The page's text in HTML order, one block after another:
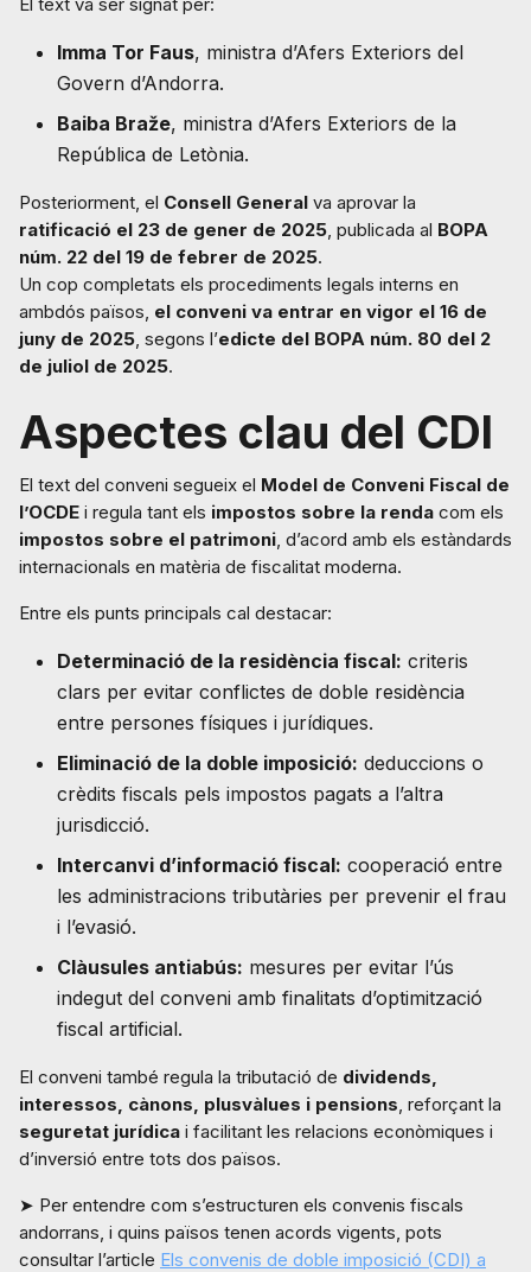
Imma Tor Faus, ministra d’Afers Exteriors del
Govern d’Andorra.
Baiba Braže, ministra d’Afers Exteriors de la
República de Letònia.
Posteriorment, el Consell General va aprovar la
ratificació el 23 de gener de 2025, publicada al BOPA
núm. 22 del 19 de febrer de 2025.
Un cop completats els procediments legals interns en
ambdós països, el conveni va entrar en vigor el 16 de
juny de 2025, segons l’edicte del BOPA núm. 80 del 2
de juliol de 2025.
Aspectes clau del CDI
El text del conveni segueix el Model de Conveni Fiscal de
l’OCDE i regula tant els impostos sobre la renda com els
impostos sobre el patrimoni, d’acord amb els estàndards
internacionals en matèria de fiscalitat moderna.
Entre els punts principals cal destacar:
Determinació de la residència fiscal: criteris
clars per evitar conflictes de doble residència
entre persones físiques i jurídiques.
Eliminació de la doble imposició: deduccions o
crèdits fiscals pels impostos pagats a l’altra
jurisdicció.
Intercanvi d’informació fiscal: cooperació entre
les administracions tributàries per prevenir el frau
i l’evasió.
Clàusules antiabús: mesures per evitar l’ús
indegut del conveni amb finalitats d’optimització
fiscal artificial.
El conveni també regula la tributació de dividends,
interessos, cànons, plusvàlues i pensions, reforçant la
seguretat jurídica i facilitant les relacions econòmiques i
d’inversió entre tots dos països.
➤ Per entendre com s’estructuren els convenis fiscals
andorrans, i quins països tenen acords vigents, pots
consultar l’article Els convenis de doble imposició (CDI) a